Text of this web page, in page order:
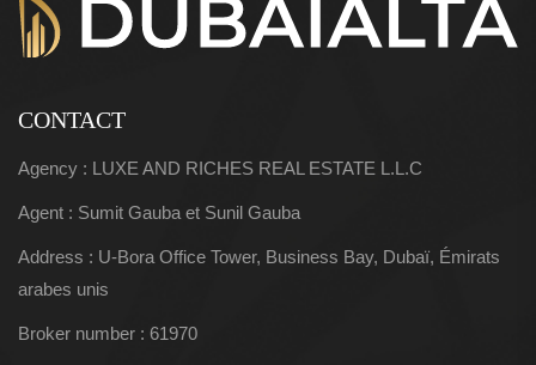
CONTACT
Agency : LUXE AND RICHES REAL ESTATE L.L.C
Agent : Sumit Gauba et Sunil Gauba
Address : U-Bora Office Tower, Business Bay, Dubaï, Émirats
arabes unis
Broker number : 61970